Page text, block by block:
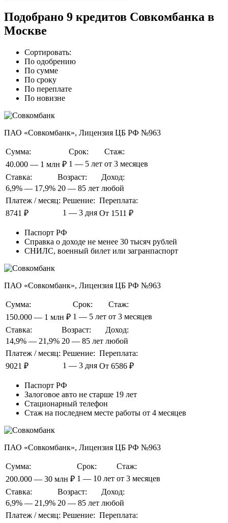
Подобрано 9 кредитов Совкомбанка в
Москве
Сортировать:
По одобрению
По сумме
По сроку
По переплате
По новизне
ПАО «Совкомбанк», Лицензия ЦБ РФ №963
Сумма: Срок:
Стаж:
40.000 — 1 млн ₽ 1 — 5 лет от 3 месяцев
Ставка:
Возраст:
Доход:
6,9% — 17,9% 20 — 85 лет любой
Платеж / месяц: Решение: Переплата:
8741 ₽
1 — 3 дня От 1511 ₽
Паспорт РФ
Справка о доходе не менее 30 тысяч рублей
СНИЛС, военный билет или загранпаспорт
ПАО «Совкомбанк», Лицензия ЦБ РФ №963
Сумма: Срок:
Стаж:
150.000 — 1 млн ₽ 1 — 5 лет от 3 месяцев
Ставка:
Возраст:
Доход:
14,9% — 21,9% 20 — 85 лет любой
Платеж / месяц: Решение: Переплата:
9021 ₽
1 — 3 дня От 6586 ₽
Паспорт РФ
Залоговое авто не старше 19 лет
Стационарный телефон
Стаж на последнем месте работы от 4 месяцев
ПАО «Совкомбанк», Лицензия ЦБ РФ №963
Сумма: Срок:
Стаж:
200.000 — 30 млн ₽ 1 — 10 лет от 3 месяцев
Ставка:
Возраст:
Доход:
6,9% — 21,9% 20 — 85 лет любой
Платеж / месяц: Решение: Переплата: